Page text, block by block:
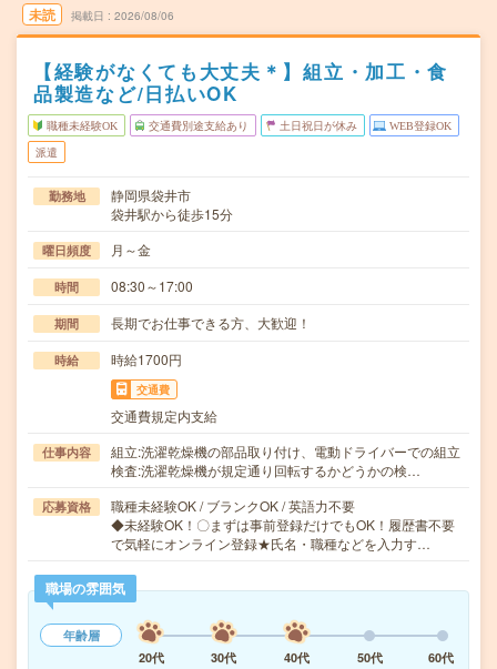
未読 掲載日 2026/08/06
【経験がなくても大丈夫＊】組立・加工・食
品製造など/日払いOK
職種未経験OK 交通費別途支給あり 土日祝日が休み WEB登録OK
派遣
勤務地
静岡県袋井市
袋井駅から徒歩15分
曜日頻度 月～金
時間 08:30～17:00
期間 長期でお仕事できる方、大歓迎！
時給 時給1700円
交通費
交通費規定内支給
仕事内容
組立:洗濯乾燥機の部品取り付け、電動ドライバーでの組立
検査:洗濯乾燥機が規定通り回転するかどうかの検…
応募資格
職種未経験OK / ブランクOK / 英語力不要
◆未経験OK！〇まずは事前登録だけでもOK！履歴書不要
で気軽にオンライン登録★氏名・職種などを入力す…
職場の雰囲気
年齢層
20代
30代 40代 50代 60代